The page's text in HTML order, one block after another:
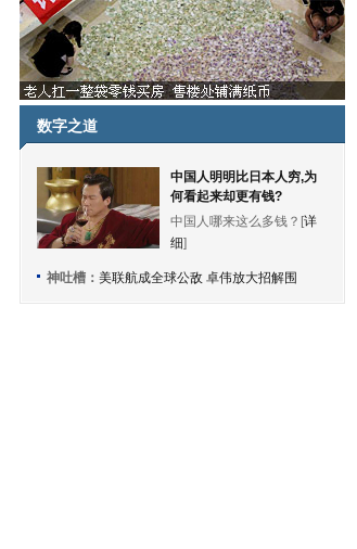
数字之道
中国人明明比日本人穷,为
何看起来却更有钱?
中国人哪来这么多钱？[详
细]
神吐槽： 美联航成全球公敌 卓伟放大招解围